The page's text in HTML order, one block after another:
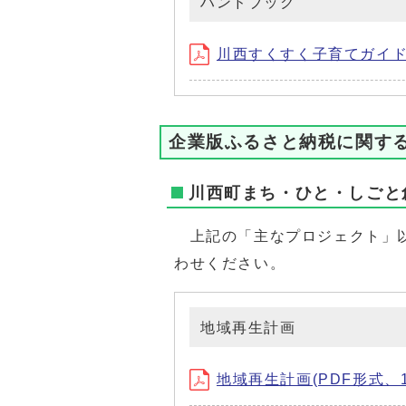
川西すくすく子育てガイ
企業版ふるさと納税に関す
川西町まち・ひと・しご
上記の「主なプロジェクト」
わせください。
地域再生計画
地域再生計画(PDF形式